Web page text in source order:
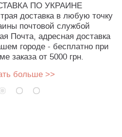
ПО УКРАИНЕ
доставка в любую точку
почтовой службой
Почта, адресная доставка
городе - бесплатно при
заказа от 5000 грн.
больше >>